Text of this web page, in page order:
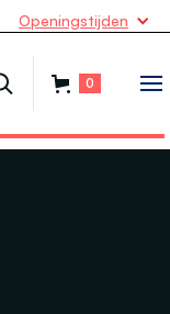
Openingstijden
0